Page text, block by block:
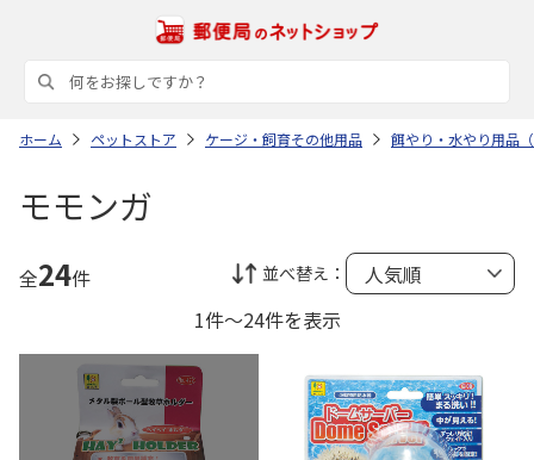
ホーム ペットストア ケージ・飼育その他用品 餌やり・水やり用品
モモンガ
全24件 並べ替え：
1件～24件を表示